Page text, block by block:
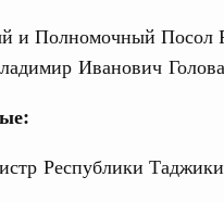
и Полномочный Посол
Иванович
Республики
по ситуации на
развития
в городах ДНР